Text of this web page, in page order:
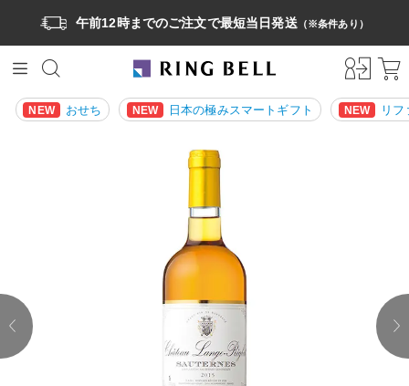
午前12時までのご注文で最短当日発送（※条件あり）
NEW おせち NEW 日本の極みスマートギフト NEW リ
prev